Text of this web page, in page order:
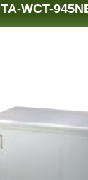
TA-WCT-